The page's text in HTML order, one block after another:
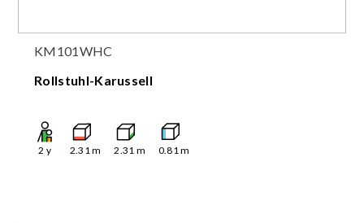
KM101WHC
Rollstuhl-Karussell
2 y 2.31m 2.31 m 0.81m